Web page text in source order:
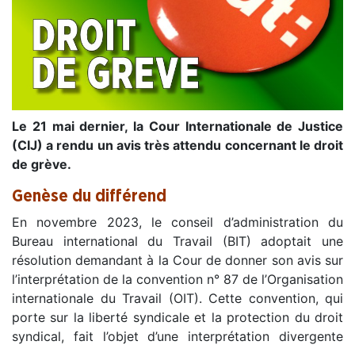
Le 21 mai dernier, la Cour Internationale de Justice
(CIJ) a rendu un avis très attendu concernant le droit
de grève.
Genèse du différend
En novembre 2023, le conseil d’administration du
Bureau international du Travail (BIT) adoptait une
résolution demandant à la Cour de donner son avis sur
l’interprétation de la convention n° 87 de l’Organisation
internationale du Travail (OIT). Cette convention, qui
porte sur la liberté syndicale et la protection du droit
syndical, fait l’objet d’une interprétation divergente